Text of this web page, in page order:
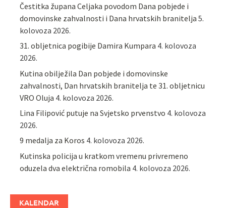
Čestitka župana Celjaka povodom Dana pobjede i
domovinske zahvalnosti i Dana hrvatskih branitelja 5.
kolovoza 2026.
31. obljetnica pogibije Damira Kumpara 4. kolovoza
2026.
Kutina obilježila Dan pobjede i domovinske
zahvalnosti, Dan hrvatskih branitelja te 31. obljetnicu
VRO Oluja 4. kolovoza 2026.
Lina Filipović putuje na Svjetsko prvenstvo 4. kolovoza
2026.
9 medalja za Koros 4. kolovoza 2026.
Kutinska policija u kratkom vremenu privremeno
oduzela dva električna romobila 4. kolovoza 2026.
KALENDAR